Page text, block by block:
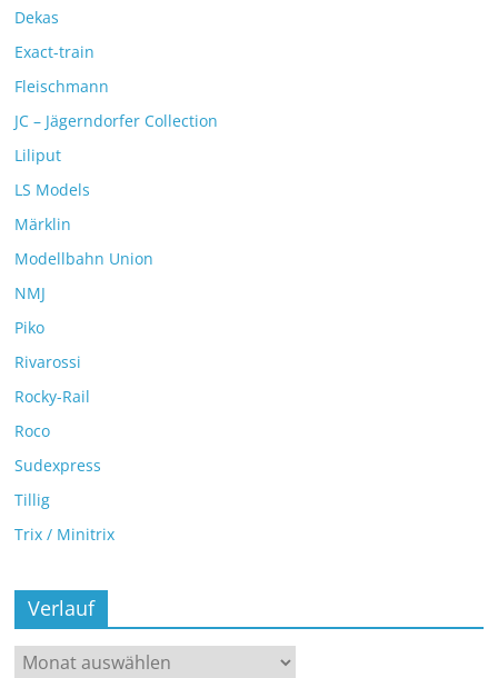
Dekas
Exact-train
Fleischmann
JC – Jägerndorfer Collection
Liliput
LS Models
Märklin
Modellbahn Union
NMJ
Piko
Rivarossi
Rocky-Rail
Roco
Sudexpress
Tillig
Trix / Minitrix
Verlauf